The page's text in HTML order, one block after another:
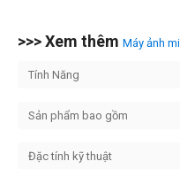
>>> Xem thêm Máy ảnh
Tính Năng
Sản phẩm bao gồm
Đặc tính kỹ thuật